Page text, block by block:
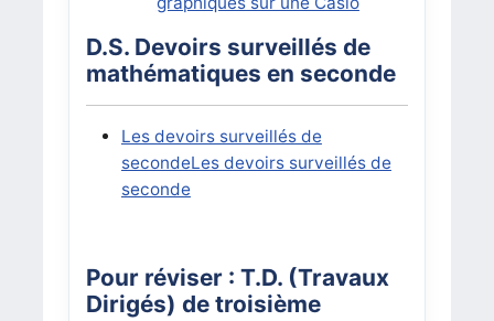
D.S. Devoirs surveillés de
mathématiques en seconde
Les devoirs surveillés de
secondeLes devoirs surveillés de
seconde
Pour réviser : T.D. (Travaux
Dirigés) de troisième